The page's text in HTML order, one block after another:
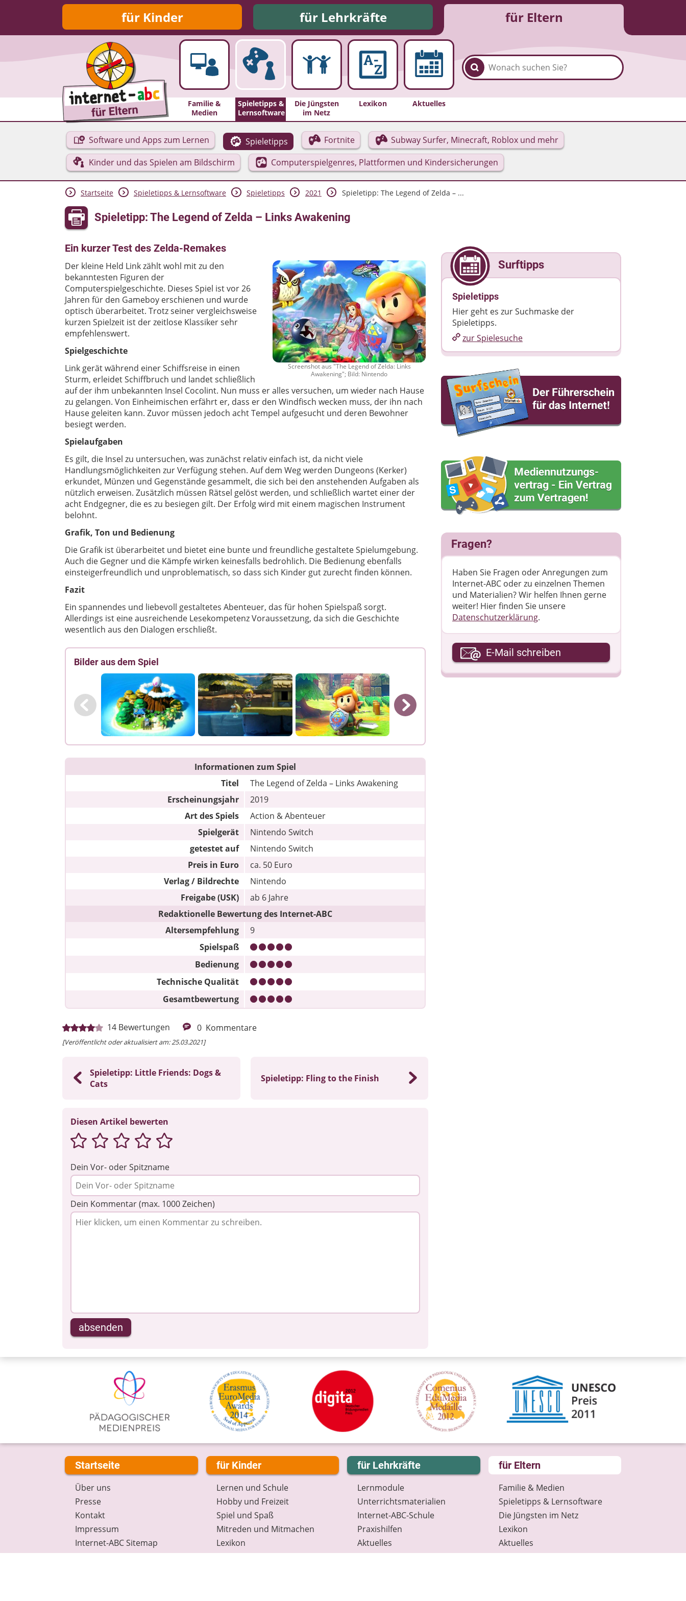
für Kinder für Lehrkräfte für Eltern
Familie &
Medien
Spieletipps &
Lernsoftware
Die Jüngsten
im Netz
Lexikon Aktuelles
Software und Apps zum Lernen Spieletipps Fortnite
Subway Surfer, Minecraft, Roblox und mehr
Kinder und das Spielen am Bildschirm
Computerspielgenres, Plattformen und Kindersicherungen
Startseite Spieletipps & Lernsoftware Spieletipps 2021 Spieletipp: The Legend of Zelda – ...
Spieletipp: The Legend of Zelda – Links Awakening
Ein kurzer Test des Zelda-Remakes
Screenshot aus "The Legend of Zelda: Links
Awakening"; Bild: Nintendo
Der kleine Held Link zählt wohl mit zu den
bekanntesten Figuren der
Computerspielgeschichte. Dieses Spiel ist vor 26
Jahren für den Gameboy erschienen und wurde
optisch überarbeitet. Trotz seiner vergleichsweise
kurzen Spielzeit ist der zeitlose Klassiker sehr
empfehlenswert.
Spielgeschichte
Link gerät während einer Schiffsreise in einen
Sturm, erleidet Schiffbruch und landet schließlich
auf der ihm unbekannten Insel Cocolint. Nun muss er alles versuchen, um wieder nach Hause
zu gelangen. Von Einheimischen erfährt er, dass er den Windfisch wecken muss, der ihn nach
Hause geleiten kann. Zuvor müssen jedoch acht Tempel aufgesucht und deren Bewohner
besiegt werden.
Spielaufgaben
Es gilt, die Insel zu untersuchen, was zunächst relativ einfach ist, da nicht viele
Handlungsmöglichkeiten zur Verfügung stehen. Auf dem Weg werden Dungeons (Kerker)
erkundet, Münzen und Gegenstände gesammelt, die sich bei den anstehenden Aufgaben als
nützlich erweisen. Zusätzlich müssen Rätsel gelöst werden, und schließlich wartet einer der
acht Endgegner, die es zu besiegen gilt. Der Erfolg wird mit einem magischen Instrument
belohnt.
Grafik, Ton und Bedienung
Die Grafik ist überarbeitet und bietet eine bunte und freundliche gestaltete Spielumgebung.
Auch die Gegner und die Kämpfe wirken keinesfalls bedrohlich. Die Bedienung ebenfalls
einsteigerfreundlich und unproblematisch, so dass sich Kinder gut zurecht finden können.
Fazit
Ein spannendes und liebevoll gestaltetes Abenteuer, das für hohen Spielspaß sorgt.
Allerdings ist eine ausreichende Lesekompetenz Voraussetzung, da sich die Geschichte
wesentlich aus den Dialogen erschließt.
Bilder aus dem Spiel
Informationen zum Spiel
Titel
The Legend of Zelda – Links Awakening
Erscheinungsjahr
2019
Art des Spiels
Action & Abenteuer
Spielgerät
Nintendo Switch
getestet auf
Nintendo Switch
Preis in Euro
ca. 50 Euro
Verlag / Bildrechte
Nintendo
Freigabe (USK)
ab 6 Jahre
Redaktionelle Bewertung des Internet-ABC
Altersempfehlung
9
Spielspaß
Bedienung
Technische Qualität
Gesamtbewertung
14 Bewertungen 0 Kommentare
[Veröffentlicht oder aktualisiert am: 25.03.2021]
Spieletipp: Little Friends: Dogs &
Cats
Spieletipp: Fling to the Finish
Diesen Artikel bewerten
Dein Vor- oder Spitzname
Dein Kommentar (max. 1000 Zeichen)
absenden
Surftipps
Spieletipps
Hier geht es zur Suchmaske der
Spieletipps.
zur Spielesuche
Fragen?
Haben Sie Fragen oder Anregungen zum
Internet-ABC oder zu einzelnen Themen
und Materialien? Wir helfen Ihnen gerne
weiter! ​Hier finden Sie unsere
Datenschutzerklärung.
Ihre E-Mail-Adresse
E-Mail schreiben
Startseite
Über uns
Presse
Kontakt
Impressum
Internet-ABC Sitemap
Barrierefreiheit
für Kinder
Lernen und Schule
Hobby und Freizeit
Spiel und Spaß
Mitreden und Mitmachen
Lexikon
Datenschutz
für Lehrkräfte
Lernmodule
Unterrichts­materialien
Internet-ABC-Schule
Praxishilfen
Aktuelles
Materialbestellung
für Eltern
Familie & Medien
Spieletipps & Lernsoftware
Die Jüngsten im Netz
Lexikon
Aktuelles
Datenschutz